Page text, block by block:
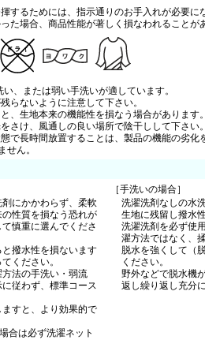
するためには、指示通りのお手入れが必要に
た場合、商品性能が著しく損なわれることが
、または弱い手洗いが適しています。
らないように注意して下さい。
、生地本来の機能性を損なう場合があります
さけ、風通しの良い場所で陰干しして下さい
で長時間放置することは、製品の機能の劣化
ん。
にかかわらず、柔軟
性質を損なう恐れが
慎重に選んでくださ
撥水性を損ないます
ください。
法の手洗い・弱流
従わず、標準コース
すと、より効果的で
合は必ず洗濯ネット
［手洗いの場合］
洗濯洗剤なしの水
生地に残留し撥水
洗濯洗剤を必ず使
濯方法ではなく、
脱水を強くして（
ください。
野外などで脱水機
返し繰り返し充分